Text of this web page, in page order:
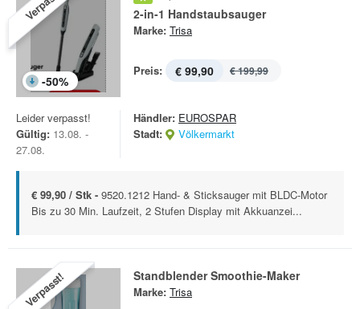
-50%
2-in-1 Handstaubsauger
Marke: Trisa
Preis: € 99,90 € 199,99
Leider verpasst!
Gültig: 13.08. -
27.08.
Händler: EUROSPAR
Stadt:
Völkermarkt
€ 99,90 / Stk - 9520.1212 Hand- & Sticksauger mit BLDC-Motor
Bis zu 30 Min. Laufzeit, 2 Stufen Display mit Akkuanzei...
Verpasst! Standblender Smoothie-Maker
Marke: Trisa